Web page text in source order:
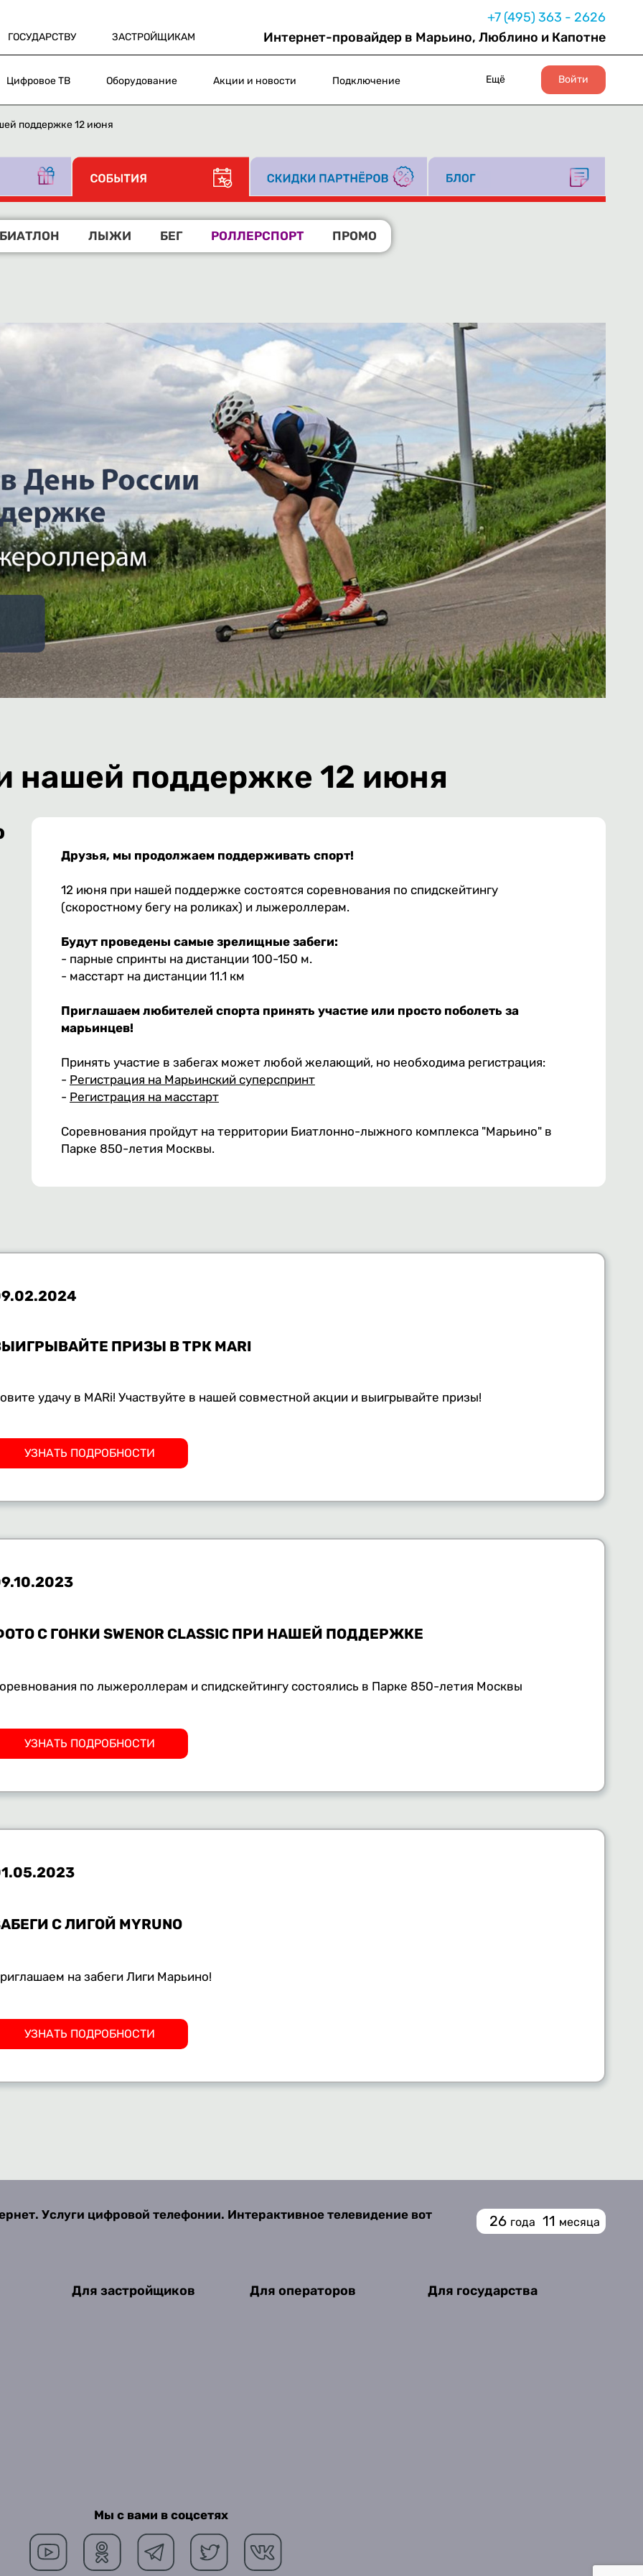
ГОСУДАРСТВУ ЗАСТРОЙЩИКАМ
+7 (495) 363 - 2626
Интернет-провайдер в Марьино, Люблино и Капотне
Цифровое ТВ Оборудование Акции и новости Подключение Ещё Войти
поддержке 12 июня
БИАТЛОН ЛЫЖИ БЕГ РОЛЛЕРСПОРТ ПРОМО
нашей поддержке 12 июня
Друзья, мы продолжаем поддерживать спорт!
12 июня при нашей поддержке состоятся соревнования по спидскейтингу
(скоростному бегу на роликах) и лыжероллерам.
Будут проведены самые зрелищные забеги:
- парные спринты на дистанции 100-150 м.
- масстарт на дистанции 11.1 км
Приглашаем любителей спорта принять участие или просто поболеть за
марьинцев!
Принять участие в забегах может любой желающий, но необходима регистрация:
- Регистрация на Марьинский суперспринт
- Регистрация на масстарт
Соревнования пройдут на территории Биатлонно-лыжного комплекса "Марьино" в
Парке 850-летия Москвы.
ПРИЗЫ В ТРК MARI
удачу в MARi! Участвуйте в нашей совместной акции и выигрывайте призы!
УЗНАТЬ ПОДРОБНОСТИ
С ГОНКИ SWENOR CLASSIC ПРИ НАШЕЙ ПОДДЕРЖКЕ
по лыжероллерам и спидскейтингу состоялись в Парке 850-летия Москвы
УЗНАТЬ ПОДРОБНОСТИ
С ЛИГОЙ MYRUNO
на забеги Лиги Марьино!
УЗНАТЬ ПОДРОБНОСТИ
Услуги цифровой телефонии. Интерактивное телевидение вот 26 года 11 месяца
Для застройщиков Для операторов Для государства
Мы с вами в соцсетях